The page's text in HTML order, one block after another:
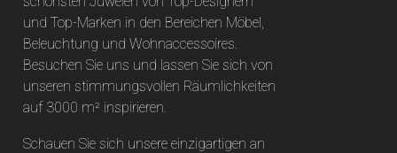
und Top-Marken in den Bereichen Möbel,
Beleuchtung und Wohnaccessoires.
Besuchen Sie uns und lassen Sie sich von
unseren stimmungsvollen Räumlichkeiten
auf 3000 m² inspirieren.
Schauen Sie sich unsere einzigartigen an